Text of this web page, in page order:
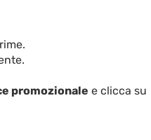
promozionale e clicca su